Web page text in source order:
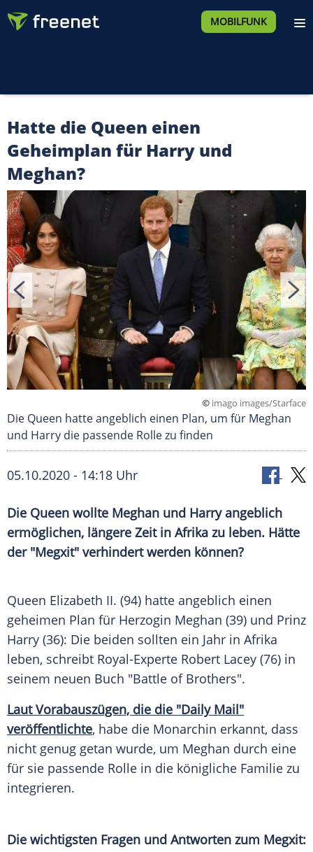
MOBILFUNK
Hatte die Queen einen
Geheimplan für Harry und
Meghan?
© imago images/Starface
Die Queen hatte angeblich einen Plan, um für Meghan
und Harry die passende Rolle zu finden
05.10.2020 - 14:18 Uhr
Die Queen wollte Meghan und Harryangeblich
ermöglichen, längere Zeit in Afrika zu leben. Hätte
der "Megxit" verhindert werden können?
Queen Elizabeth II. (94) hatte angeblich einen
geheimen Plan für Herzogin Meghan (39) und Prinz
Harry (36): Die beiden sollten ein Jahr in Afrika
leben, schreibt Royal-Experte Robert Lacey (76) in
seinem neuen Buch "Battle of Brothers".
Laut Vorabauszügen, die die "Daily Mail"
veröffentlichte, habe die Monarchin erkannt, dass
nicht genug getan wurde, um Meghan durch eine
für sie passende Rolle in die königliche Familie zu
integrieren.
Die wichtigsten Fragen und Antworten zum Megxit: